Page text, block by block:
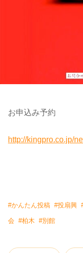
お申込み予約
http://kingpro.co.jp/
#かんたん投稿 #投扇興
会 #柏木 #別館